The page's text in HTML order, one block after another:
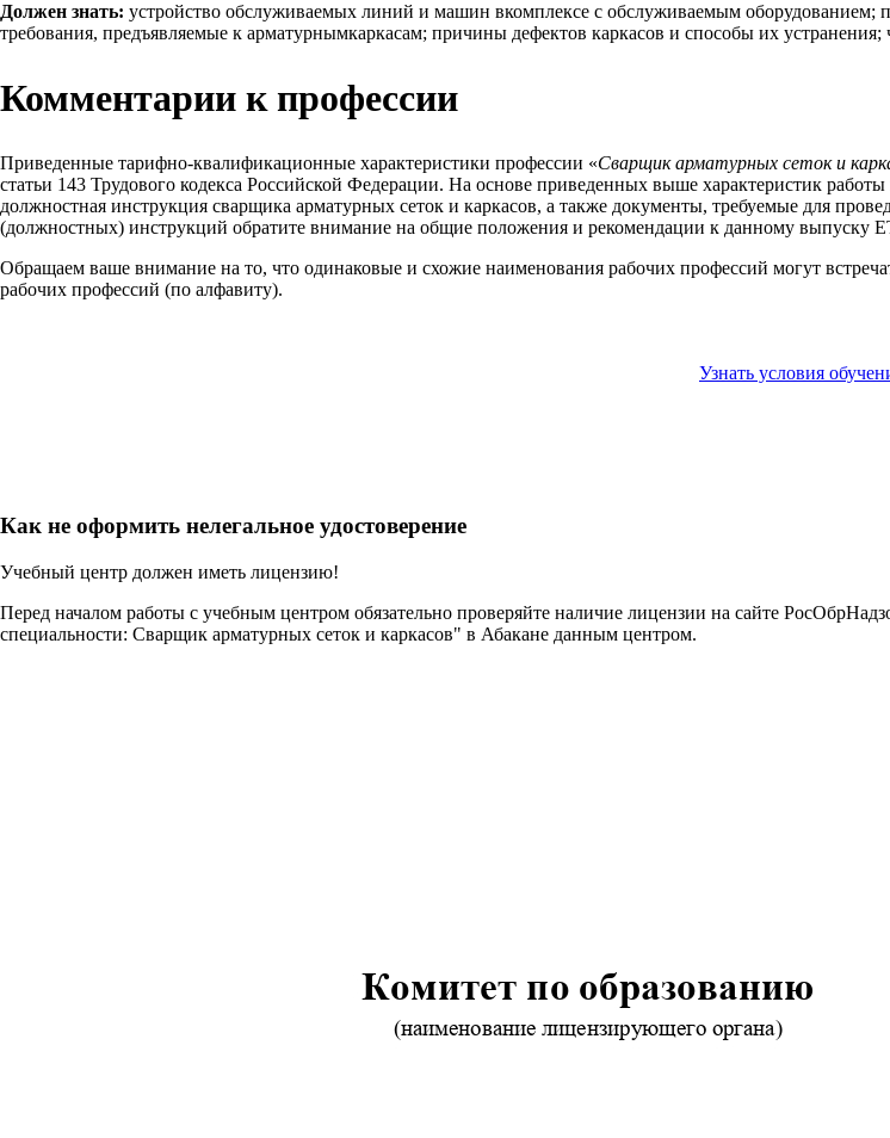
Должен знать: устройство обслуживаемых линий и машин вкомплексе с обслуживаемым оборудованием;
требования, предъявляемые к арматурнымкаркасам; причины дефектов каркасов и способы их устранения;
Комментарии к профессии
Приведенные тарифно-квалификационные характеристики профессии «Сварщик арматурных сеток и
статьи 143 Трудового кодекса Российской Федерации. На основе приведенных выше характеристик
должностная инструкция сварщика арматурных сеток и каркасов, а также документы, требуемые для
(должностных) инструкций обратите внимание на общие положения и рекомендации к данному выпуску
Обращаем ваше внимание на то, что одинаковые и схожие наименования рабочих профессий могут
рабочих профессий (по алфавиту).
Узнать условия
Как не оформить нелегальное удостоверение
Учебный центр должен иметь лицензию!
Перед началом работы с учебным центром обязательно проверяйте наличие лицензии на сайте
специальности: Сварщик арматурных сеток и каркасов" в Абакане данным центром.